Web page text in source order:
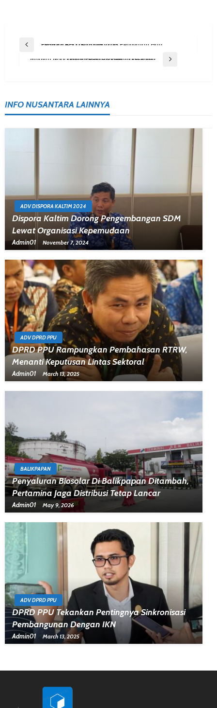
Post
Navigation
Previous Post
Pemkab PPU Gelar Upacara Peringatan Hari Otda Ke – XXIX Tahun 2025
Next Post
Mudyat Noor Lantik Pengurus Dewan Kesenian Daerah PPU Periode 2025-2030
INFO NUSANTARA LAINNYA
ADV DISPORA KALTIM 2024
Dispora Kaltim Dorong Pengembangan SDM
Lewat Organisasi Kepemudaan
Admin01 November 7, 2024
ADV DPRD PPU
DPRD PPU Rampungkan Pembahasan RTRW,
Menanti Keputusan Lintas Sektoral
Admin01 March 13, 2025
BALIKPAPAN
Penyaluran Biosolar Di Balikpapan Ditambah,
Pertamina Jaga Distribusi Tetap Lancar
Admin01 May 9, 2026
ADV DPRD PPU
DPRD PPU Tekankan Pentingnya Sinkronisasi
Pembangunan Dengan IKN
Admin01 March 13, 2025